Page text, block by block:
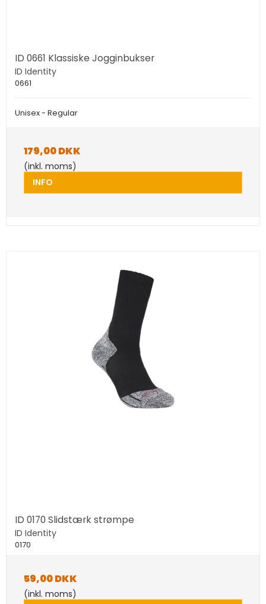
ID 0661 Klassiske Jogginbukser
ID Identity
0661
Unisex - Regular
179,00 DKK
(inkl. moms)
INFO
ID 0170 Slidstærk strømpe
ID Identity
0170
59,00 DKK
(inkl. moms)